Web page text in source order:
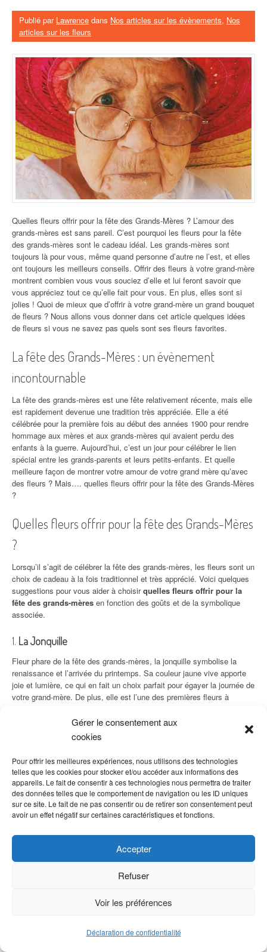
Gérer le consentement aux
cookies
Pour offrir les meilleures expériences, nous utilisons des technologies
telles que les cookies pour stocker et/ou accéder aux informations des
appareils. Le fait de consentir à ces technologies nous permettra de traiter
des données telles que le comportement de navigation ou les ID uniques
sur ce site. Le fait de ne pas consentir ou de retirer son consentement peut
avoir un effet négatif sur certaines caractéristiques et fonctions.
Accepter
Refuser
Voir les préférences
Déclaration de confidentialité
Publié par Lawrence dans Nos articles sur les évènements, Nos
articles sur les fleurs
Quelles fleurs offrir pour la fête des Grands-Mères ? L’amour des
grands-mères est sans pareil. C’est pourquoi les fleurs pour la fête
des grands-mères sont le cadeau idéal. Les grands-mères sont
toujours là pour vous, même quand personne d’autre ne l’est, et elles
ont toujours les meilleurs conseils. Offrir des fleurs à votre grand-mère
montrent combien vous vous souciez d’elle et lui feront savoir que
vous appréciez tout ce qu’elle fait pour vous. En plus, elles sont si
jolies ! Quoi de mieux que d’offrir à votre grand-mère un grand bouquet
de fleurs ? Nous allons vous donner dans cet article quelques idées
de fleurs si vous ne savez pas quels sont ses fleurs favorites.
La fête des Grands-Mères : un évènement
incontournable
La fête des grands-mères est une fête relativement récente, mais elle
est rapidement devenue une tradition très appréciée. Elle a été
célébrée pour la première fois au début des années 1900 pour rendre
hommage aux mères et aux grands-mères qui avaient perdu des
enfants à la guerre. Aujourd’hui, c’est un jour pour célébrer le lien
spécial entre les grands-parents et leurs petits-enfants. Et quelle
meilleure façon de montrer votre amour de votre grand mère qu’avec
des fleurs ? Mais…. quelles fleurs offrir pour la fête des Grands-Mères
?
Quelles fleurs offrir pour la fête des Grands-Mères
?
Lorsqu’il s’agit de célébrer la fête des grands-mères, les fleurs sont un
choix de cadeau à la fois traditionnel et très apprécié. Voici quelques
suggestions pour vous aider à choisirquelles fleurs offrir pour la
fête des grands-mères en fonction des goûts et de la symbolique
associée.
1. La Jonquille
Fleur phare de la fête des grands-mères, la jonquille symbolise la
renaissance et l’arrivée du printemps. Sa couleur jaune vive apporte
joie et lumière, ce qui en fait un choix parfait pour égayer la journée de
votre grand-mère. De plus, elle est l’une des premières fleurs à
pour sa simplicité et son élégance, elle incarne l’amour et l’affection
familiale. Choisissez des tulipes jaunes pour symboliser le
dynamisme et la gaieté, ou optez pour un bouquet multicolore afin
d’offrir un bouquet plus vibrant.
Si vous cherchez à offrir quelque chose d’un peu plus original,
l’anémone est une excellente alternative. Elle représente la
persévérance et la force, tout en évoquant des sentiments de
peut facilement s’adapter aux goûts personnels de votre grand-mère.